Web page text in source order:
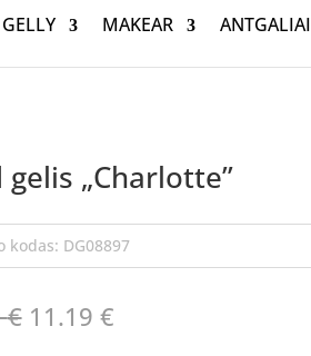
MAKEAR ANTGALIAI
gelis „Charlotte”
kodas: DG08897
€ Original
11.19 €Current